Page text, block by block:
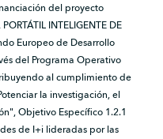
del proyecto
INTELIGENTE DE
Europeo de Desarrollo
del Programa Operativo
al cumplimiento de
la investigación, el
Objetivo Específico 1.2.1
de I+i lideradas por las